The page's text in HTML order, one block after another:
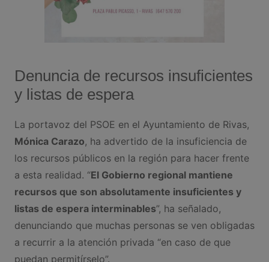
Denuncia de recursos insuficientes
y listas de espera
La portavoz del PSOE en el Ayuntamiento de Rivas,
Mónica Carazo, ha advertido de la insuficiencia de
los recursos públicos en la región para hacer frente
a esta realidad. “El Gobierno regional mantiene
recursos que son absolutamente insuficientes y
listas de espera interminables”, ha señalado,
denunciando que muchas personas se ven obligadas
a recurrir a la atención privada “en caso de que
puedan permitírselo”.